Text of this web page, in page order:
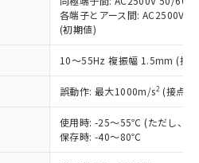
各端子とアース間: AC2500V
(初期値)
10～55Hz 複振幅 1.5mm (接
誤動作: 最大1000m/s2 (接点
使用時: -25～55℃ (ただし、氷
保存時: -40～80℃
び標準価格照会結果は、
更新日時点での社内デー
成されるものであり、閲
での実際の在庫および標
なる場合があることをご
況および標準価格はお客
、またはお客様担当のオ
器販売店・当社販売員に
とがあります。
以下、ポリ臭化ビフェニル
ポリ臭化ジフェニルエーテル類
フタル酸ビス(2-エチルヘキシ
1000ppm以下、フタル酸ブチ
以下、フタル酸ジブチル
、フタル酸ジイソブチル
。当社販売部門へお問
値 (GB/T26572)：
水銀) : 1000ppm、 Cd(カドミウ
、 PBBs(ポリ臭化ビフェ
: 1000ppm、 DIBP(フタル酸ジ
BBP(フタル酸ブチルベンジ
国貿易法に定める商品
物等」という）を輸出
の提供する場合は、日本
許可(または役務取引許
などの必要な手続きを
物を破棄する場合は、完
など、違法に輸出されな
手段を講じます。
上の在庫あり
は満たないが在庫あり